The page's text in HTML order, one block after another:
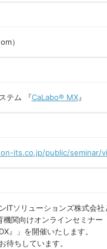
）
テム 『CaLabo® MX』
its.co.jp/public/seminar/
ITソリューションズ株式会社
機関向けオンラインセミナー
』」を開催いたします。
待ちしています。